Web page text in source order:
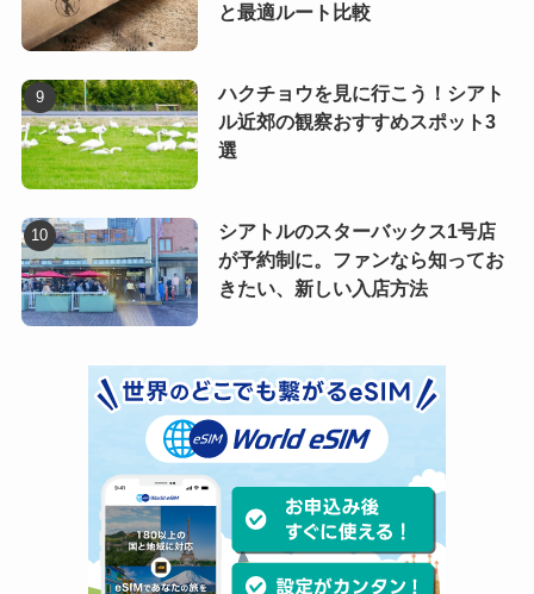
と最適ルート比較
ハクチョウを見に行こう！シアト
ル近郊の観察おすすめスポット3
選
シアトルのスターバックス1号店
が予約制に。ファンなら知ってお
きたい、新しい入店方法